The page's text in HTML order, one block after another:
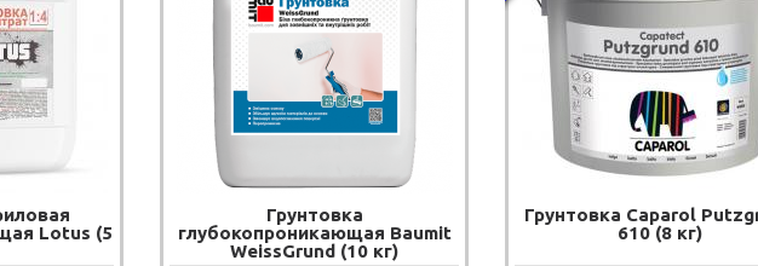
Lotus (5
Грунтовка
глубокопроникающая Baumit
WeissGrund (10 кг)
Грунтовка Caparol
610 (8 кг)